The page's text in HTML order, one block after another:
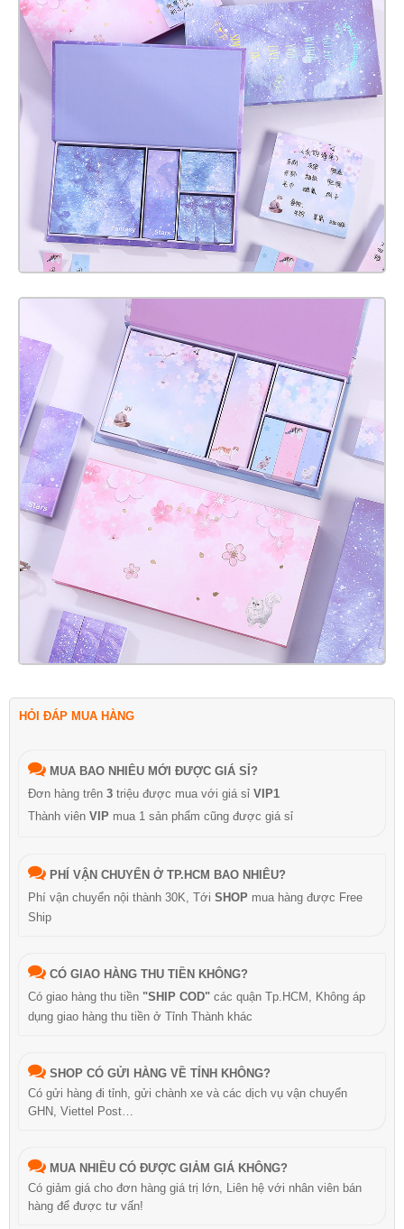
HỎI ĐÁP MUA HÀNG
MUA BAO NHIÊU MỚI ĐƯỢC GIÁ SỈ?
Đơn hàng trên 3 triệu được mua với giá sỉ VIP1
Thành viên VIP mua 1 sản phẩm cũng được giá sỉ
PHÍ VẬN CHUYỂN Ở TP.HCM BAO NHIÊU?
Phí vận chuyển nội thành 30K, Tới SHOP mua hàng được Free
Ship
CÓ GIAO HÀNG THU TIỀN KHÔNG?
Có giao hàng thu tiền "SHIP COD" các quận Tp.HCM, Không áp
dụng giao hàng thu tiền ở Tỉnh Thành khác
SHOP CÓ GỬI HÀNG VỀ TỈNH KHÔNG?
Có gửi hàng đi tỉnh, gửi chành xe và các dịch vụ vận chuyển
GHN, Viettel Post…
MUA NHIỀU CÓ ĐƯỢC GIẢM GIÁ KHÔNG?
Có giảm giá cho đơn hàng giá trị lớn, Liên hệ với nhân viên bán
hàng để được tư vấn!